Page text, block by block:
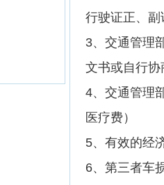
行驶证正、
3、交通管理
文书或自行
4、交通管理
医疗费）
5、有效的经
6、第三者车